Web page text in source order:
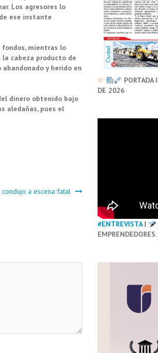
Los agresores lo
ese instante
fondos, mientras lo
cabeza producto de
y herido en
dinero obtenido bajo
aledañas, pues el
a escena fatal
PORTADA
DE 2026
#ENTREVISTA|